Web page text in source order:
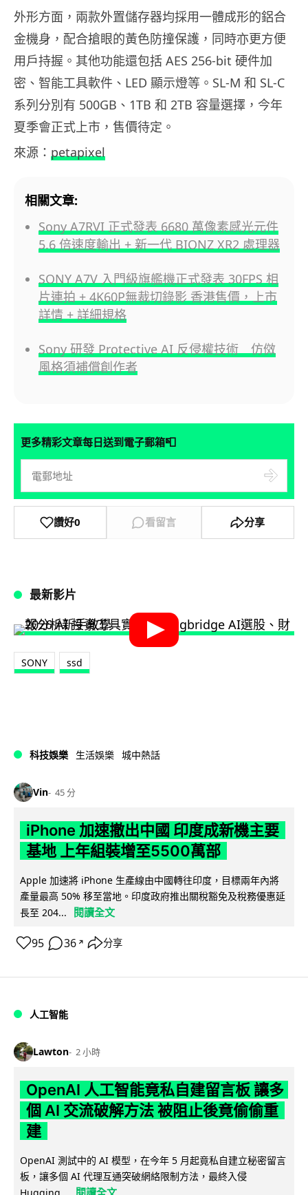
外形方面，兩款外置儲存器均採用一體成形的鋁合
金機身，配合搶眼的黃色防撞保護，同時亦更方便
用戶持握。其他功能還包括 AES 256-bit 硬件加
密、智能工具軟件、LED 顯示燈等。SL-M 和 SL-C
系列分別有 500GB、1TB 和 2TB 容量選擇，今年
夏季會正式上市，售價待定。
來源： petapixel
相關文章:
Sony A7RVI 正式發表 6680 萬像素感光元件
5.6 倍速度輸出 + 新一代 BIONZ XR2 處理器
SONY A7V 入門級旗艦機正式發表 30FPS 相
片連拍 + 4K60P無裁切錄影 香港售價，上市
詳情 + 詳細規格
Sony 研發 Protective AI 反侵權技術 仿傚
風格須補償創作者
更多精彩文章每日送到電子郵箱📮
讚好0 看留言 分享
最新影片
SONY ssd
科技娛樂 生活娛樂 城中熱話
Vin 45 分
iPhone 加速撤出中國 印度成新機主要
基地 上年組裝增至5500萬部
Apple 加速將 iPhone 生產線由中國轉往印度，目標兩年內將
產量最高 50% 移至當地。印度政府推出關稅豁免及稅務優惠延
長至 204...
閱讀全文
95 36 ↗ 分享
人工智能
Lawton 2 小時
OpenAI 人工智能竟私自建留言板 讓多
個 AI 交流破解方法 被阻止後竟偷偷重
建
OpenAI 測試中的 AI 模型，在今年 5 月起竟私自建立秘密留言
板，讓多個 AI 代理互通突破網絡限制方法，最終入侵
閱讀全文